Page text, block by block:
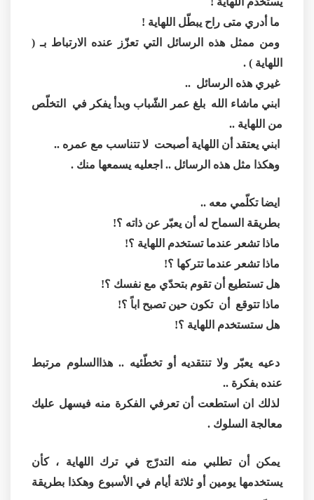
ما أدري متى راح يبطّل اللهاية !
ومن ممثل هذه الرسائل التي تعزّز عنده الارتباط بـ (
اللهاية ) .
غيري هذه الرسائل ..
ابني ماشاء الله بلغ عمر الشّباب وبدأ يفكر في التخلّص
من اللهاية ..
ابني يعتقد أن اللهاية أصبحت لا تتناسب مع عمره ..
وهكذا مثل هذه الرسائل .. اجعليه يسمعها منك .
ايضا تكلّمي معه ..
بطريقة السماح له أن يعبّر عن ذاته ؟!
ماذا تشعر عندما تستخدم اللهاية ؟!
ماذا تشعر عندما تتركها ؟!
هل تستطيع أن تقوم بتحدّي مع نفسك ؟!
ماذا تتوقع أن تكون حين تصبح اباً ؟!
هل ستستخدم اللهاية ؟!
دعيه يعبّر ولا تنتقديه أو تخطّئيه .. هذاالسلوم مرتبط
عنده بفكرة ..
لذلك ان استطعت أن تعرفي الفكرة منه فيسهل عليك
معالجة السلوك .
يمكن أن تطلبي منه التدرّج في ترك اللهاية ، كأن
يستخدمها يومين أو ثلاثة أيام في الأسبوع وهكذا بطريقة